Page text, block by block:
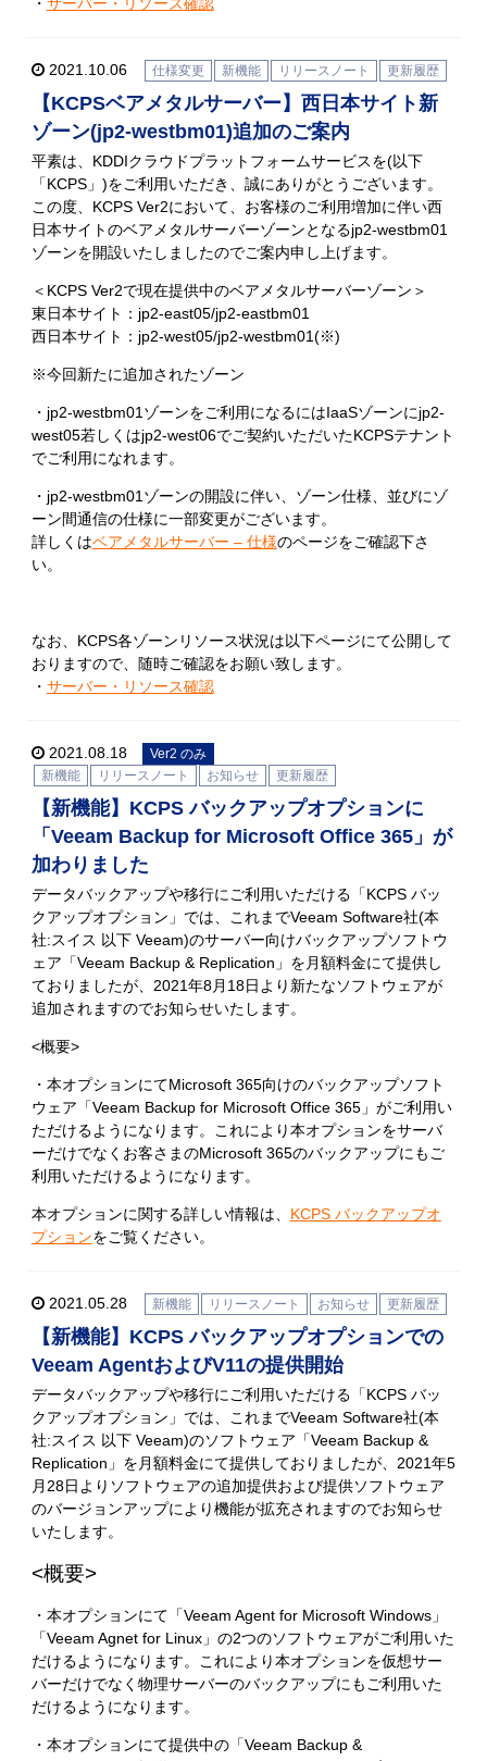
2021.10.06 仕様変更 新機能 リリースノート 更新履歴
【KCPSベアメタルサーバー】西日本サイト新
ゾーン(jp2-westbm01)追加のご案内
平素は、KDDIクラウドプラットフォームサービスを(以下
「KCPS」)をご利用いただき、誠にありがとうございます。
この度、KCPS Ver2において、お客様のご利用増加に伴い西
日本サイトのベアメタルサーバーゾーンとなるjp2-westbm01
ゾーンを開設いたしましたのでご案内申し上げます。
＜KCPS Ver2で現在提供中のベアメタルサーバーゾーン＞
東日本サイト：jp2-east05/jp2-eastbm01
西日本サイト：jp2-west05/jp2-westbm01(※)
※今回新たに追加されたゾーン
・jp2-westbm01ゾーンをご利用になるにはIaaSゾーンにjp2-
west05若しくはjp2-west06でご契約いただいたKCPSテナント
でご利用になれます。
・jp2-westbm01ゾーンの開設に伴い、ゾーン仕様、並びにゾ
ーン間通信の仕様に一部変更がございます。
詳しくはベアメタルサーバー – 仕様のページをご確認下さ
い。
なお、KCPS各ゾーンリソース状況は以下ページにて公開して
おりますので、随時ご確認をお願い致します。
・ サーバー・リソース確認
2021.08.18
Ver2 のみ
新機能
リリースノート お知らせ 更新履歴
【新機能】KCPS バックアップオプションに
「Veeam Backup for Microsoft Office 365」が
加わりました
データバックアップや移行にご利用いただける「KCPS バッ
クアップオプション」では、これまでVeeam Software社(本
社:スイス 以下 Veeam)のサーバー向けバックアップソフトウ
ェア「Veeam Backup & Replication」を月額料金にて提供し
ておりましたが、2021年8月18日より新たなソフトウェアが
追加されますのでお知らせいたします。
<概要>
・本オプションにてMicrosoft 365向けのバックアップソフト
ウェア「Veeam Backup for Microsoft Office 365」がご利用い
ただけるようになります。これにより本オプションをサーバ
ーだけでなくお客さまのMicrosoft 365のバックアップにもご
利用いただけるようになります。
本オプションに関する詳しい情報は、 KCPS バックアップオ
プションをご覧ください。
2021.05.28 新機能 リリースノート お知らせ 更新履歴
【新機能】KCPS バックアップオプションでの
Veeam AgentおよびV11の提供開始
データバックアップや移行にご利用いただける「KCPS バッ
クアップオプション」では、これまでVeeam Software社(本
社:スイス 以下 Veeam)のソフトウェア「Veeam Backup &
Replication」を月額料金にて提供しておりましたが、2021年5
月28日よりソフトウェアの追加提供および提供ソフトウェア
のバージョンアップにより機能が拡充されますのでお知らせ
いたします。
<概要>
・本オプションにて「Veeam Agent for Microsoft Windows」
「Veeam Agnet for Linux」の2つのソフトウェアがご利用いた
だけるようになります。これにより本オプションを仮想サー
バーだけでなく物理サーバーのバックアップにもご利用いた
だけるようになります。
・本オプションにて提供中の「Veeam Backup &